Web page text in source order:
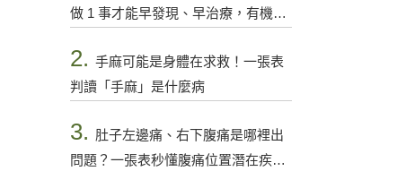
做 1 事才能早發現、早治療，有機會
2. 手麻可能是身體在求救！一張表
判讀「手麻」是什麼病
3. 肚子左邊痛、右下腹痛是哪裡出
問題？一張表秒懂腹痛位置潛在疾病